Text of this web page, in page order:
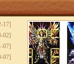
17]
02]
07]
07]